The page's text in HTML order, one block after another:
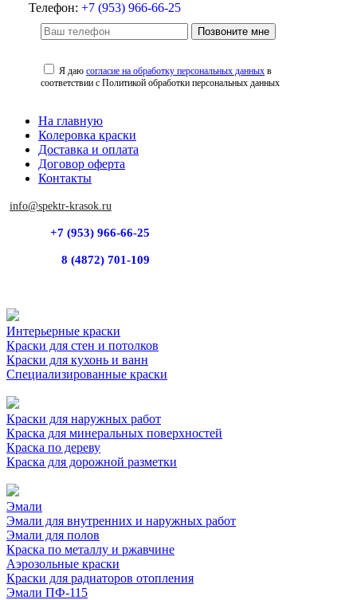
Телефон: +7 (953) 966-66-25
Позвоните мне
Я даюсогласие на обработку персональных данных в
соответствии с Политикой обработки персональных данных
На главную
Колеровка краски
Доставка и оплата
Договор оферта
Контакты
info@spektr-krasok.ru
+7 (953) 966-66-25
8 (4872) 701-109
Интерьерные краски
Краски для стен и потолков
Краски для кухонь и ванн
Специализированные краски
Краски для наружных работ
Краска для минеральных поверхностей
Краска по дереву
Краска для дорожной разметки
Эмали
Эмали для внутренних и наружных работ
Эмали для полов
Краска по металлу и ржавчине
Аэрозольные краски
Краски для радиаторов отопления
Эмали ПФ-115